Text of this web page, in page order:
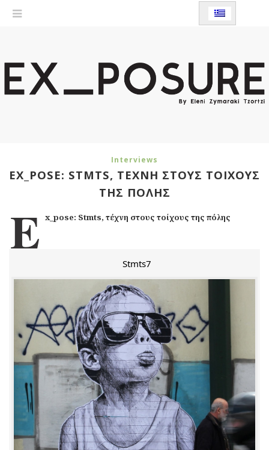
Interviews
EX_POSE: STMTS, ΤΈΧΝΗ ΣΤΟΥΣ ΤΟΊΧΟΥΣ
ΤΗΣ ΠΌΛΗΣ
E x_pose: Stmts, τέχνη στους τοίχους της πόλης
Stmts7